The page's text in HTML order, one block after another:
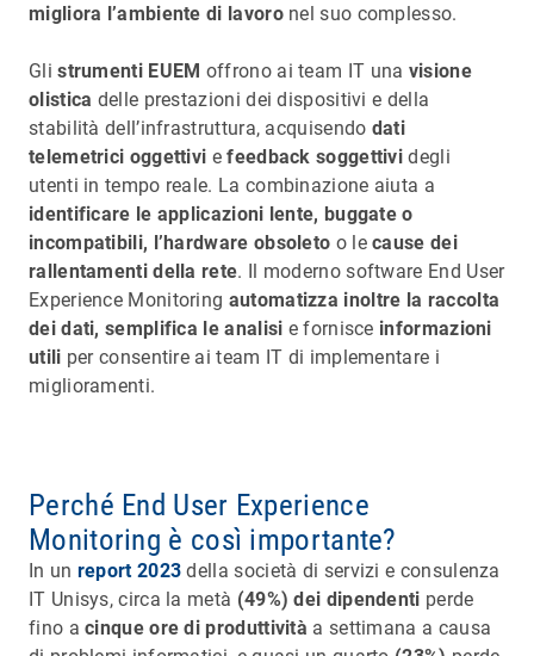
migliora l’ambiente di lavoronel suo complesso.
Glistrumenti EUEM offrono ai team IT una visione
olistica delle prestazioni dei dispositivi e della
stabilità dell’infrastruttura, acquisendo dati
telemetrici oggettivi efeedback soggettivi degli
utenti in tempo reale. La combinazione aiuta a
identificare le applicazioni lente, buggate o
incompatibili, l’hardware obsoleto o lecause dei
rallentamenti della rete. Il moderno software End User
Experience Monitoring automatizza inoltre la raccolta
dei dati, semplifica le analisi e fornisce informazioni
utili per consentire ai team IT di implementare i
miglioramenti.
Perché End User Experience
Monitoring è così importante?
In un report 2023 della società di servizi e consulenza
IT Unisys, circa la metà (49%) dei dipendenti perde
fino acinque ore di produttività a settimana a causa